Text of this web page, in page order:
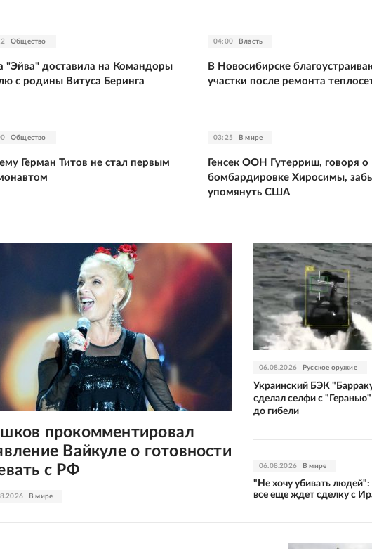
Общество
"Эйва" доставила на Командоры
с родины Витуса Беринга
04:00 Власть
В Новосибирске
участки после ремонта
Общество
Герман Титов не стал первым
03:25 В мире
Генсек ООН Гутерриш, говоря о
бомбардировке Хиросимы,
упомянуть США
В мире
прокомментировал
Вайкуле о готовности
с РФ
06.08.2026 Русское оружие
Украинский БЭК
сделал селфи с "Геранью"
до гибели
06.08.2026 В мире
"Не хочу убивать людей":
все еще ждет сделку с